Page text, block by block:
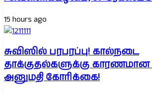
15 hours ago
சுவிஸில் பரபரப்பு! கால்நடை
தாக்குதல்களுக்கு காரணமான
அனுமதி கோரிக்கை!